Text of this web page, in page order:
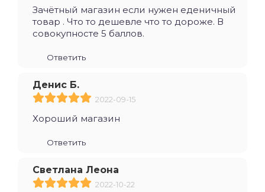
Зачётный магазин если нужен еденичный
товар . Что то дешевле что то дороже. В
совокупносте 5 баллов.
Ответить
Денис Б.
2022-09-15
Хороший магазин
Ответить
Светлана Леона
2022-10-22